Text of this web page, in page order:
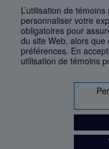
1 2 3
L’utilisation de
personnaliser votre
obligatoires pour
du site Web, alors que
préférences. En
utilisation de témoins